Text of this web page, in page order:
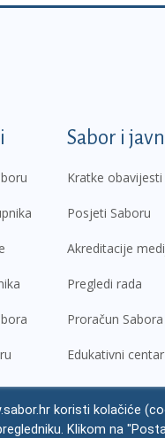
Sabor i
Kratke obavijesti
Posjeti Saboru
Akreditacije
Pregledi rada
Proračun Sabora
Edukativni centar
napomene Izjava o
koristi kolačiće
Klikom na